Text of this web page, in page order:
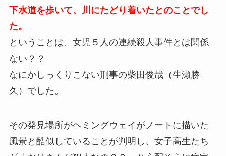
下水道を歩いて、川にたどり着いたとのことでし
た。
ということは、女児５人の連続殺人事件とは関係
ない？？
なにかしっくりこない刑事の柴田俊哉（生瀬勝
久）でした。
その発見場所がヘミングウェイがノートに描いた
風景と酷似していることが判明し、女子高生たち